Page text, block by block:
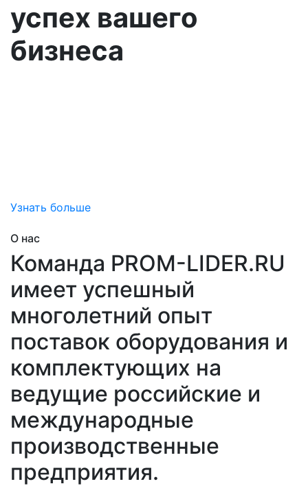
успех вашего
бизнеса
Узнать больше
О нас
Команда PROM-LIDER.RU
имеет успешный
многолетний опыт
поставок оборудования и
комплектующих на
ведущие российские и
международные
производственные
предприятия.